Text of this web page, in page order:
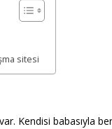
sitesi
Kendisi babasıyla